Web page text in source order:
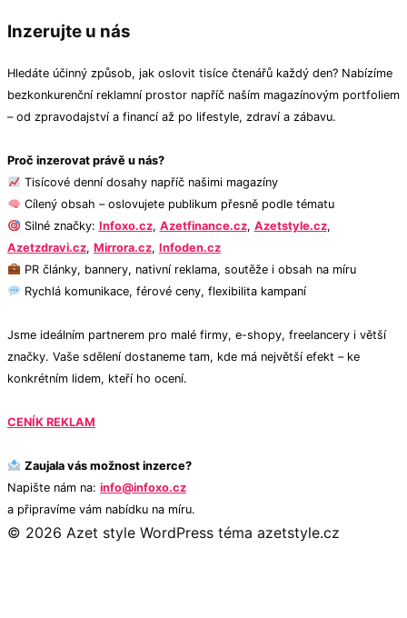
Inzerujte u nás
Hledáte účinný způsob, jak oslovit tisíce čtenářů každý den? Nabízíme
bezkonkurenční reklamní prostor napříč naším magazínovým portfoliem
– od zpravodajství a financí až po lifestyle, zdraví a zábavu.
Proč inzerovat právě u nás?
Tisícové denní dosahy napříč našimi magazíny
Cílený obsah – oslovujete publikum přesně podle tématu
Silné značky: Infoxo.cz, Azetfinance.cz, Azetstyle.cz,
Azetzdravi.cz, Mirrora.cz, Infoden.cz
PR články, bannery, nativní reklama, soutěže i obsah na míru
Rychlá komunikace, férové ceny, flexibilita kampaní
Jsme ideálním partnerem pro malé firmy, e-shopy, freelancery i větší
značky. Vaše sdělení dostaneme tam, kde má největší efekt – ke
konkrétním lidem, kteří ho ocení.
CENÍK REKLAM
Zaujala vás možnost inzerce?
Napište nám na: info@infoxo.cz
a připravíme vám nabídku na míru.
© 2026 Azet style WordPress téma azetstyle.cz